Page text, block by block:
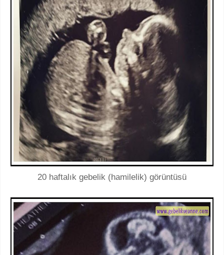
20 haftalık gebelik (hamilelik) görüntüsü